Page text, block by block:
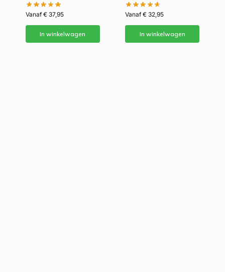
Vanaf€37,95
In winkelwagen
Vanaf€ 32,95
In winkelwagen